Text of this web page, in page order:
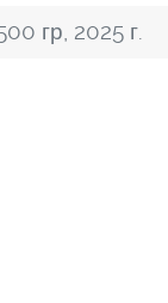
гр, 2025 г.